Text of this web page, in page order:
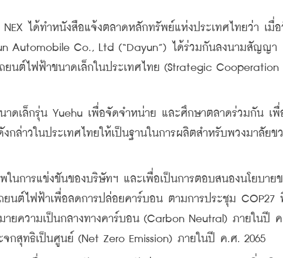
ได้ทำหนังสือแจ้งตลาดหลักทรัพย์แห่งประเทศไทยว่า เมื่อ
Automobile Co., Ltd (“Dayun”) ได้ร่วมกันลงนามสัญญา
นต์ไฟฟ้าขนาดเล็กในประเทศไทย (Strategic Cooperation
เล็กรุ่น Yuehu เพื่อจัดจำหน่าย และศึกษาตลาดร่วมกัน เพื่
ล่าวในประเทศไทยให้เป็นฐานในการผลิตสำหรับพวงมาลัยข
การแข่งขันของบริษัทฯ และเพื่อเป็นการตอบสนองนโยบาย
นต์ไฟฟ้าเพื่อลดการปล่อยคาร์บอน ตามการประชุม COP27
ายความเป็นกลางทางคาร์บอน (Carbon Neutral) ภายในปี
จกสุทธิเป็นศูนย์ (Net Zero Emission) ภายในปี ค.ศ. 2065